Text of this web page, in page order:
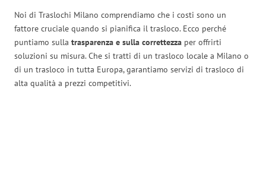
Noi di Traslochi Milano comprendiamo che i costi sono un
fattore cruciale quando si pianifica il trasloco. Ecco perché
puntiamo sulla trasparenza e sulla correttezza per offrirti
soluzioni su misura. Che si tratti di un trasloco locale a Milano o
di un trasloco in tutta Europa, garantiamo servizi di trasloco di
alta qualità a prezzi competitivi.